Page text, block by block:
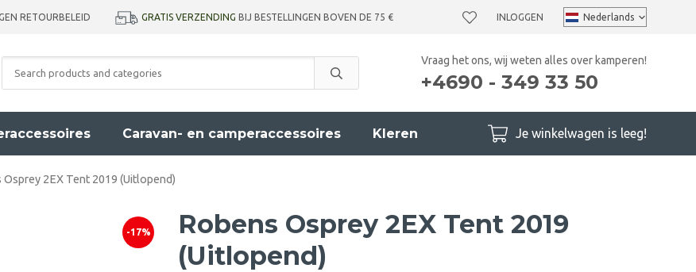
RETOURBELEID GRATIS VERZENDING BIJ BESTELLINGEN BOVEN DE 75 € INLOGGEN
Vraag het ons, wij weten alles over kamperen!
+4690 - 349 33 50
Caravan- en camperaccessoires Kleren Je winkelwagen is leeg!
Osprey 2EX Tent 2019 (Uitlopend)
-17%
Robens Osprey 2EX Tent 2019
(Uitlopend)